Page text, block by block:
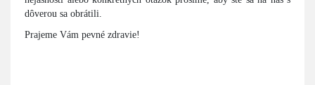
dôverou sa obrátili.
Prajeme Vám pevné zdravie!